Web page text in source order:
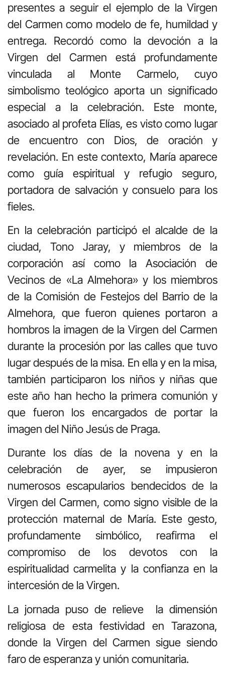
presentes a seguir el ejemplo de la Virgen
del Carmen como modelo de fe, humildad y
entrega. Recordó como la devoción a la
Virgen del Carmen está profundamente
vinculada al Monte Carmelo, cuyo
simbolismo teológico aporta un significado
especial a la celebración. Este monte,
asociado al profeta Elías, es visto como lugar
de encuentro con Dios, de oración y
revelación. En este contexto, María aparece
como guía espiritual y refugio seguro,
portadora de salvación y consuelo para los
fieles.
En la celebración participó el alcalde de la
ciudad, Tono Jaray, y miembros de la
corporación así como la Asociación de
Vecinos de «La Almehora» y los miembros
de la Comisión de Festejos del Barrio de la
Almehora, que fueron quienes portaron a
hombros la imagen de la Virgen del Carmen
durante la procesión por las calles que tuvo
lugar después de la misa. En ella y en la misa,
también participaron los niños y niñas que
este año han hecho la primera comunión y
que fueron los encargados de portar la
imagen del Niño Jesús de Praga.
Durante los días de la novena y en la
celebración de ayer, se impusieron
numerosos escapularios bendecidos de la
Virgen del Carmen, como signo visible de la
protección maternal de María. Este gesto,
profundamente simbólico, reafirma el
compromiso de los devotos con la
espiritualidad carmelita y la confianza en la
intercesión de la Virgen.
La jornada puso de relieve la dimensión
religiosa de esta festividad en Tarazona,
donde la Virgen del Carmen sigue siendo
faro de esperanza y unión comunitaria.